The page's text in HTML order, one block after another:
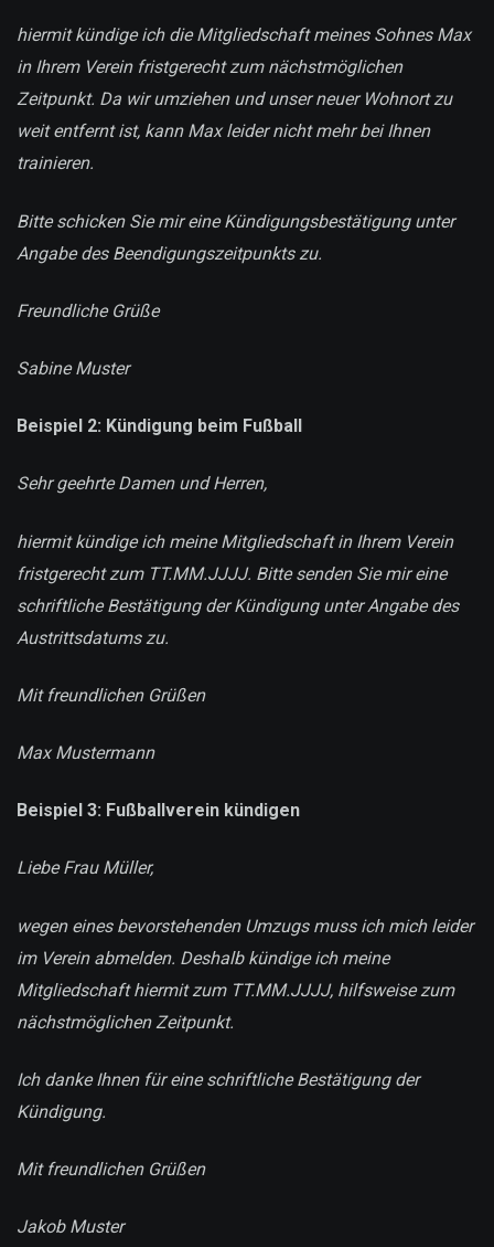
hiermit kündige ich die Mitgliedschaft meines Sohnes Max
in Ihrem Verein fristgerecht zum nächstmöglichen
Zeitpunkt. Da wir umziehen und unser neuer Wohnort zu
weit entfernt ist, kann Max leider nicht mehr bei Ihnen
trainieren.
Bitte schicken Sie mir eine Kündigungsbestätigung unter
Angabe des Beendigungszeitpunkts zu.
Freundliche Grüße
Sabine Muster
Beispiel 2: Kündigung beim Fußball
Sehr geehrte Damen und Herren,
hiermit kündige ich meine Mitgliedschaft in Ihrem Verein
fristgerecht zum TT.MM.JJJJ. Bitte senden Sie mir eine
schriftliche Bestätigung der Kündigung unter Angabe des
Austrittsdatums zu.
Mit freundlichen Grüßen
Max Mustermann
Beispiel 3: Fußballverein kündigen
Liebe Frau Müller,
wegen eines bevorstehenden Umzugs muss ich mich leider
im Verein abmelden. Deshalb kündige ich meine
Mitgliedschaft hiermit zum TT.MM.JJJJ, hilfsweise zum
nächstmöglichen Zeitpunkt.
Ich danke Ihnen für eine schriftliche Bestätigung der
Kündigung.
Mit freundlichen Grüßen
Jakob Muster